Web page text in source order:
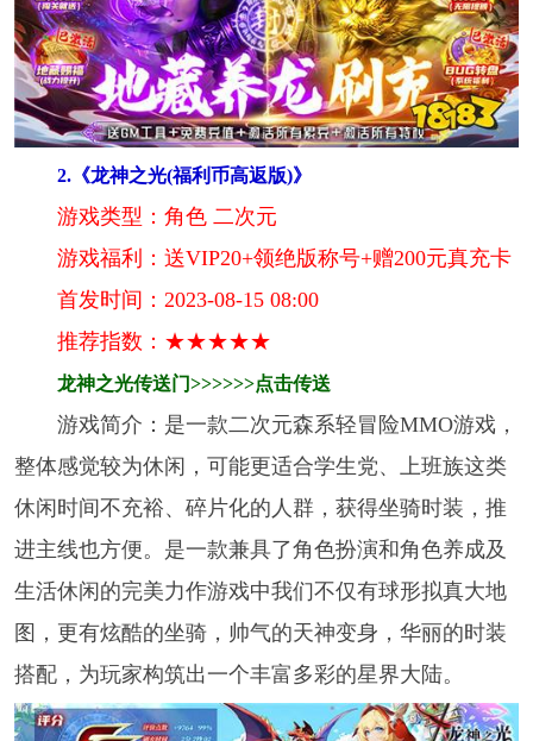
2. 《龙神之光(福利币高返版)》
游戏类型：角色 二次元
游戏福利：送VIP20+领绝版称号+赠200元真充卡
首发时间：2023-08-15 08:00
推荐指数：★★★★★
龙神之光传送门>>>>>>点击传送
游戏简介：是一款二次元森系轻冒险MMO游戏，
整体感觉较为休闲，可能更适合学生党、上班族这类
休闲时间不充裕、碎片化的人群，获得坐骑时装，推
进主线也方便。是一款兼具了角色扮演和角色养成及
生活休闲的完美力作游戏中我们不仅有球形拟真大地
图，更有炫酷的坐骑，帅气的天神变身，华丽的时装
搭配，为玩家构筑出一个丰富多彩的星界大陆。